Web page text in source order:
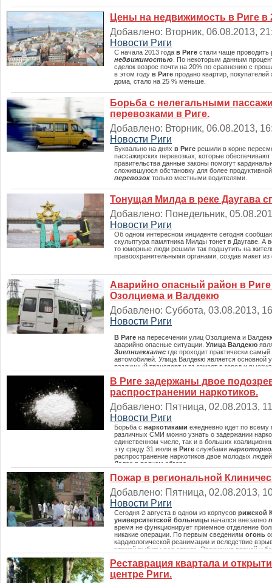
Цены на недвижимость в Риге в
Добавлено: Вторник, 06.08.2013,
Новости Риги
С начала 2013 года в Риге стали чаще проводить
недвижимостью . По некоторым данным
сделок возрос почти на 20% по сравнению с
в этом году в Риге продано квартир,
дома, стало на 25 % меньше.
Борьба с нелегальными
перевозками в Риге.
Добавлено: Вторник, 06.08.2013,
Новости Риги
Буквально на днях в Риге решили в корне
пассажирских перевозках, которые
правительства данные законы помогут
сложившуюся обстановку для более
перевозок только местными водителями.
Тонущая Милда в реке Даугава
Добавлено: Понедельник,
Новости Риги
Об одном интересном инциденте сегодня
скульптура памятника Милды тонет в Даугаве. А
то юморные люди решили так подшутить на
правоохранительными органами, создав макет
Аварийно опасный район в Риге
Озолциема и Валдекю
Добавлено: Суббота, 03.08.2013,
Новости Риги
В Риге на пересечении улиц Озолциема и
аварийно опасные ситуации. Улица Валдекю
Зиепниеккалнс где проходит практически
автомобилей. Улица Валдекю является основной
различный транспорт и въезжает в город и
пересечение Озолциема и Валдекю считает
районе. Далее в полном обзоре статьи.
В Риге задержаны двое
распространении наркотиков.
Добавлено: Пятница, 02.08.2013,
Новости Риги
Борьба с наркотиками ежедневно идет по
различных СМИ можно узнать о задержании
единственном числе, так и в больших
эту среду 31 июля в Риге службами
распространение наркотиков двое молодых
Далее в полном обзоре.
Пожар в региональной
Добавлено: Пятница, 02.08.2013,
Новости Риги
Сегодня 2 августа в одном из корпусов рижской
университетской больницы начался внезапно
время не функционирует приемное отделение
никакие операции. По первым сведениям огонь
кардиологической реанимации и вследствие
этажей выбиты все стекла. Эвакуация врачей и
Реставрация квартала и
центре Риги.